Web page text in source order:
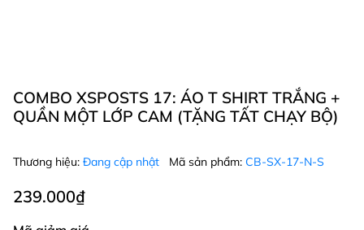
COMBO XSPOSTS 17: ÁO T SHIRT TRẮNG +
QUẦN MỘT LỚP CAM (TẶNG TẤT CHẠY BỘ)
Thương hiệu: Đang cập nhật Mã sản phẩm: CB-SX-17-N-S
239.000₫